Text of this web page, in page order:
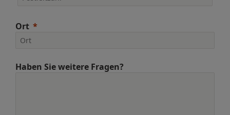
Ort
Haben Sie weitere Fragen?